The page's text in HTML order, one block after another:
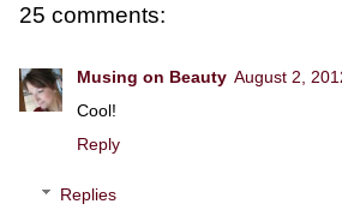
25 comments:
Musing on Beauty August 2,
Cool!
Reply
Replies